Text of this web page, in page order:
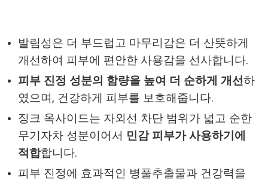
발림성은 더 부드럽고 마무리감은 더 산뜻하게
개선하여 피부에 편안한 사용감을 선사합니다.
피부 진정 성분의 함량을 높여 더 순하게 개선하
였으며, 건강하게 피부를 보호해줍니다.
징크 옥사이드는 자외선 차단 범위가 넓고 순한
무기자차 성분이어서 민감 피부가 사용하기에
적합합니다.
피부 진정에 효과적인 병풀추출물과 건강력을